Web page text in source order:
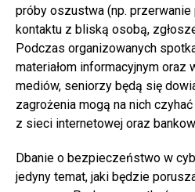
próby oszustwa (np. przerwanie
kontaktu z bliską osobą,
Podczas organizowanych
materiałom informacyjnym oraz
mediów, seniorzy będą się
zagrożenia mogą na nich
z sieci internetowej oraz
Dbanie o bezpieczeństwo w
jedyny temat, jaki będzie